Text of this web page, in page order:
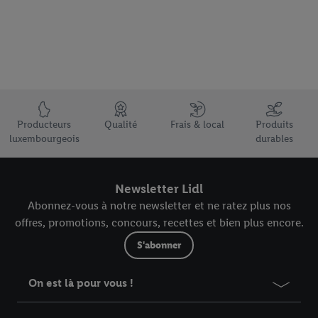
Élément du pied de page avec les USPs de Lidl Luxembourg
Producteurs
luxembourgeois
Qualité Frais & local
Produits
durables
Newsletter Lidl
Abonnez-vous à notre newsletter et ne ratez plus nos
offres, promotions, concours, recettes et bien plus encore.
S'abonner
On est là pour vous !